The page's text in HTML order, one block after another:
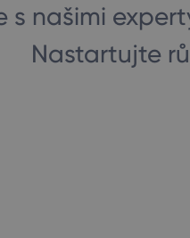
s našimi
Nastartujte